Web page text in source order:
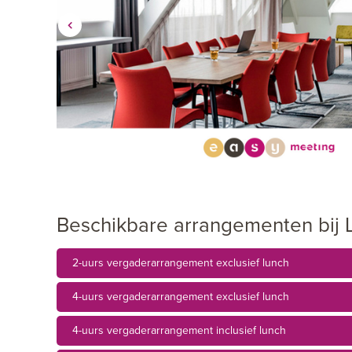
Beschikbare arrangementen bij
2-uurs vergaderarrangement exclusief lunch
4-uurs vergaderarrangement exclusief lunch
4-uurs vergaderarrangement inclusief lunch